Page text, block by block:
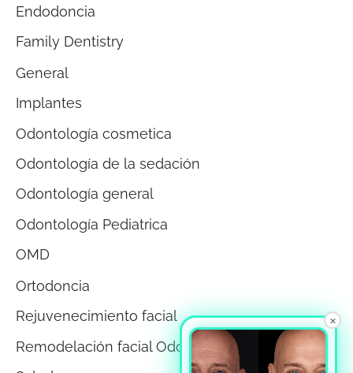
Endodoncia
Family Dentistry
General
Implantes
Odontología cosmetica
Odontología de la sedación
Odontología general
Odontología Pediatrica
OMD
Ortodoncia
Rejuvenecimiento facial
Remodelación facial Odontología
×